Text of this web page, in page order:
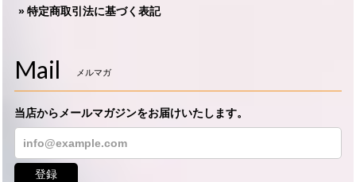
特定商取引法に基づく表記
Mail メルマガ
当店からメールマガジンをお届けいたします。
登録